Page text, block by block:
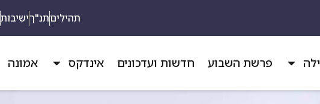
תהיליםתנ"ךישיבות
פרשת השבוע חדשות ועדכונים אינדקס אמונה